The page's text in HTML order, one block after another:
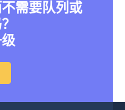
需要队列或